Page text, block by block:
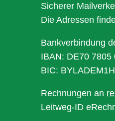
Sicherer
Die Adressen
Bankverbindung
IBAN: DE70
BIC:
Rechnungen an
Leitweg-ID